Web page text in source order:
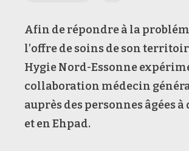
Afin de répondre à la
l’offre de soins de son
Hygie Nord-Essonne
collaboration médecin
auprès des personnes âgées
et en Ehpad.